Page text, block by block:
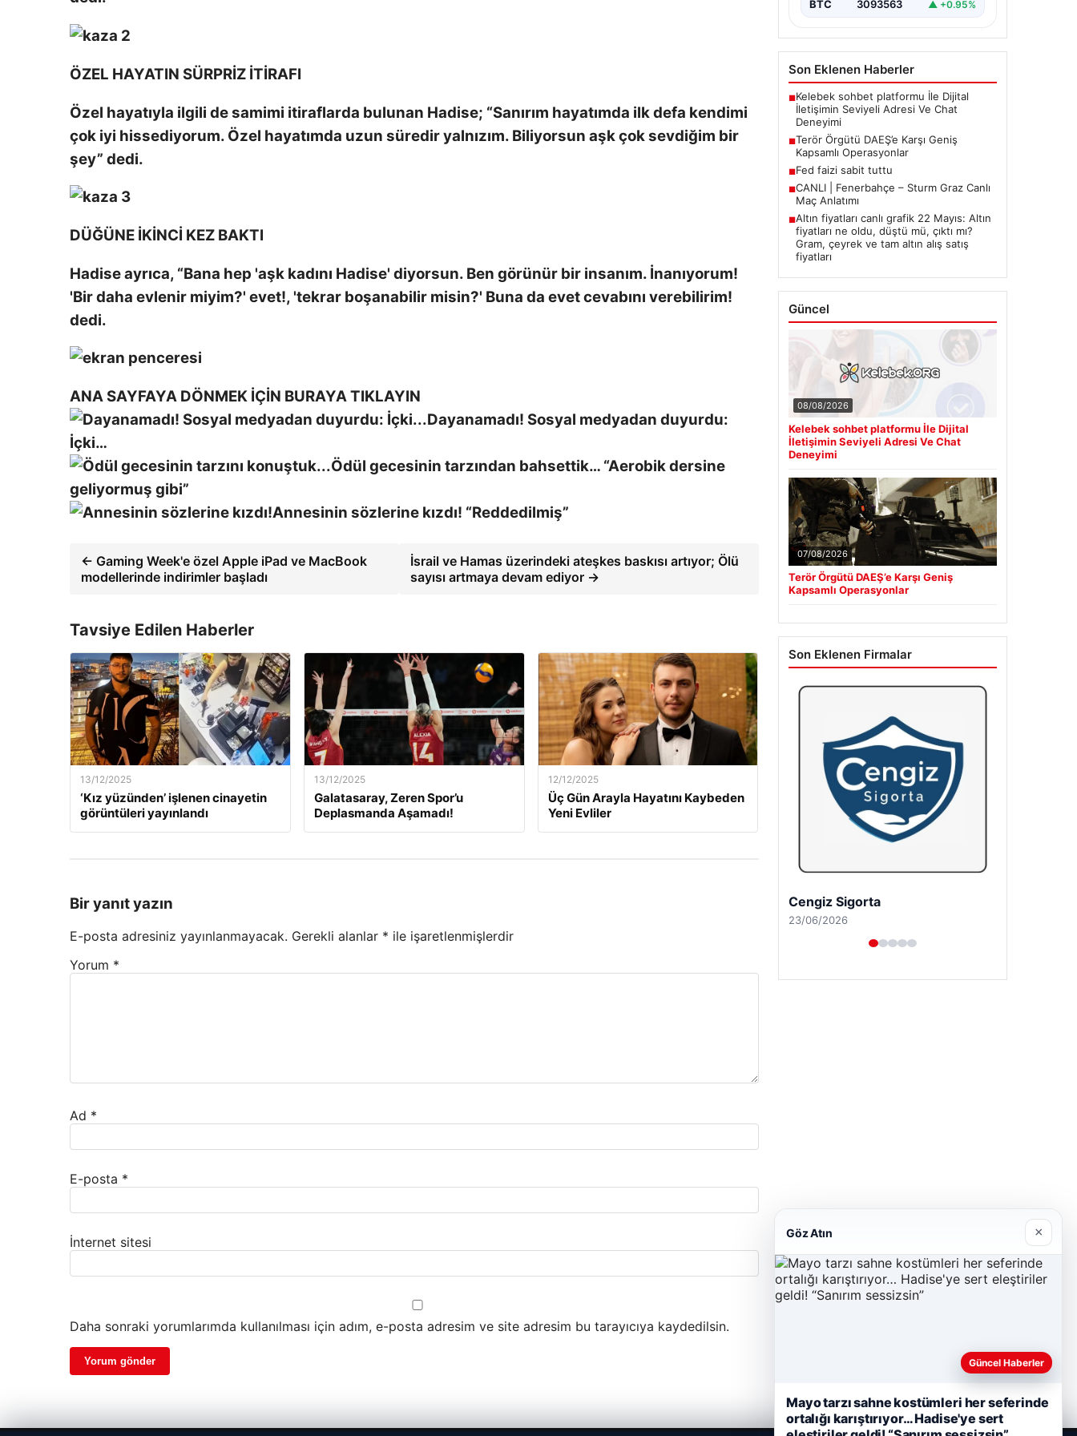
ÖZEL HAYATIN SÜRPRİZ İTİRAFI
Özel hayatıyla ilgili de samimi itiraflarda bulunan Hadise; “Sanırım hayatımda ilk defa kendimi
çok iyi hissediyorum. Özel hayatımda uzun süredir yalnızım. Biliyorsun aşk çok sevdiğim bir
şey” dedi.
DÜĞÜNE İKİNCİ KEZ BAKTI
Hadise ayrıca, “Bana hep 'aşk kadını Hadise' diyorsun. Ben görünür bir insanım. İnanıyorum!
'Bir daha evlenir miyim?' evet!, 'tekrar boşanabilir misin?' Buna da evet cevabını verebilirim!
dedi.
ANA SAYFAYA DÖNMEK İÇİN BURAYA TIKLAYIN
Dayanamadı! Sosyal medyadan duyurdu:
İçki…
Ödül gecesinin tarzından bahsettik… “Aerobik dersine
geliyormuş gibi”
Annesinin sözlerine kızdı! “Reddedilmiş”
← Gaming Week'e özel Apple iPad ve MacBook
modellerinde indirimler başladı
İsrail ve Hamas üzerindeki ateşkes baskısı artıyor; Ölü
sayısı artmaya devam ediyor →
Tavsiye Edilen Haberler
13/12/2025
‘Kız yüzünden’ işlenen cinayetin
görüntüleri yayınlandı
13/12/2025
Galatasaray, Zeren Spor’u
Deplasmanda Aşamadı!
12/12/2025
Üç Gün Arayla Hayatını Kaybeden
Yeni Evliler
Bir yanıt yazın
E-posta adresiniz yayınlanmayacak. Gerekli alanlar * ile işaretlenmişlerdir
Yorum *
Ad *
E-posta *
İnternet sitesi
Daha sonraki yorumlarımda kullanılması için adım, e-posta adresim ve site adresim bu tarayıcıya kaydedilsin.
BTC 3093563 ▲ +0.95%
Son Eklenen Haberler
■Kelebek sohbet platformu İle Dijital
İletişimin Seviyeli Adresi Ve Chat
Deneyimi
■Terör Örgütü DAEŞ’e Karşı Geniş
Kapsamlı Operasyonlar
■Fed faizi sabit tuttu
■CANLI | Fenerbahçe – Sturm Graz Canlı
Maç Anlatımı
■Altın fiyatları canlı grafik 22 Mayıs: Altın
fiyatları ne oldu, düştü mü, çıktı mı?
Gram, çeyrek ve tam altın alış satış
fiyatları
Güncel
08/08/2026
Kelebek sohbet platformu İle Dijital
İletişimin Seviyeli Adresi Ve Chat
Deneyimi
07/08/2026
Terör Örgütü DAEŞ’e Karşı Geniş
Kapsamlı Operasyonlar
Son Eklenen Firmalar
Hastaş Beton
26/05/2026
Göz Atın ×
Güncel Haberler
Mayo tarzı sahne kostümleri her seferinde
ortalığı karıştırıyor… Hadise'ye sert